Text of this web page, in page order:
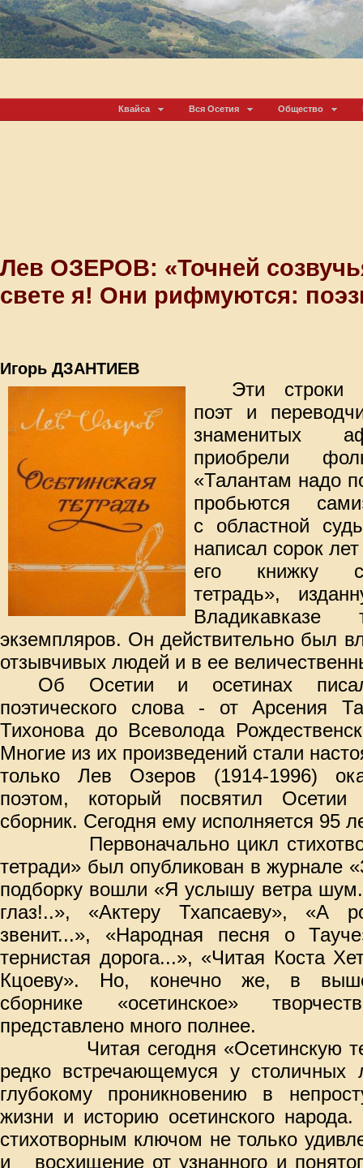
Квайса Вся Осетия Общество
Лев ОЗЕРОВ: «Точней
свете я! Они рифмуются:
Игорь ДЗАНТИЕВ
Эти строки
поэт и
знаменитых
приобрели
«Талантам надо
пробьются
с областной
написал сорок
его книжку
тетрадь»,
экземпляров. Он действительно был
отзывчивых людей и в ее
Об Осетии и осетинах
поэтического слова - от Арсения
Тихонова до Всеволода
Многие из их произведений стали
только Лев Озеров (1914-1996)
поэтом, который посвятил Осетии
сборник. Сегодня ему исполняется 95
Первоначально цикл
тетради» был опубликован в журнале
подборку вошли «Я услышу ветра
глаз!..», «Актеру Тхапсаеву», «А
звенит...», «Народная песня о
тернистая дорога...», «Читая Коста
Кцоеву». Но, конечно же, в
сборнике «осетинское»
представлено много полнее.
Читая сегодня «Осетинскую
редко встречающемуся у столичных
глубокому проникновению в
жизни и историю осетинского
стихотворным ключом не только
и
восхищение от узнанного и